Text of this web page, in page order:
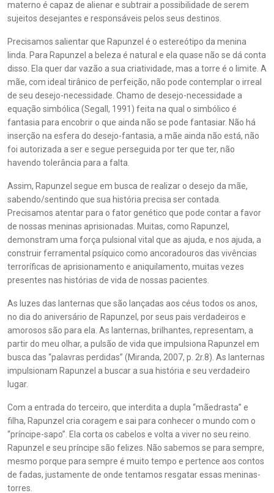
materno é capaz de alienar e subtrair a possibilidade de serem
sujeitos desejantes e responsáveis pelos seus destinos.
Precisamos salientar que Rapunzel é o estereótipo da menina
linda. Para Rapunzel a beleza é natural e ela quase não se dá conta
disso. Ela quer dar vazão a sua criatividade, mas a torre é o limite. A
mãe, com ideal tirânico de perfeição, não pode contemplar o irreal
de seu desejo-necessidade. Chamo de desejo-necessidade a
equação simbólica (Segall, 1991) feita na qual o simbólico é
fantasia para encobrir o que ainda não se pode fantasiar. Não há
inserção na esfera do desejo-fantasia, a mãe ainda não está, não
foi autorizada a ser e segue perseguida por ter que ter, não
havendo tolerância para a falta.
Assim, Rapunzel segue em busca de realizar o desejo da mãe,
sabendo/sentindo que sua história precisa ser contada.
Precisamos atentar para o fator genético que pode contar a favor
de nossas meninas aprisionadas. Muitas, como Rapunzel,
demonstram uma força pulsional vital que as ajuda, e nos ajuda, a
construir ferramental psíquico como ancoradouros das vivências
terroríficas de aprisionamento e aniquilamento, muitas vezes
presentes nas histórias de vida de nossas pacientes.
As luzes das lanternas que são lançadas aos céus todos os anos,
no dia do aniversário de Rapunzel, por seus pais verdadeiros e
amorosos são para ela. As lanternas, brilhantes, representam, a
partir do meu olhar, a pulsão de vida que impulsiona Rapunzel em
busca das “palavras perdidas” (Miranda, 2007, p. 2r.8). As lanternas
impulsionam Rapunzel a buscar a sua história e seu verdadeiro
lugar.
Com a entrada do terceiro, que interdita a dupla “mãedrasta” e
filha, Rapunzel cria coragem e sai para conhecer o mundo com o
“príncipe-sapo”. Ela corta os cabelos e volta a viver no seu reino.
Rapunzel e seu príncipe são felizes. Não sabemos se para sempre,
mesmo porque para sempre é muito tempo e pertence aos contos
de fadas, justamente de onde tentamos resgatar essas meninas-
torres.